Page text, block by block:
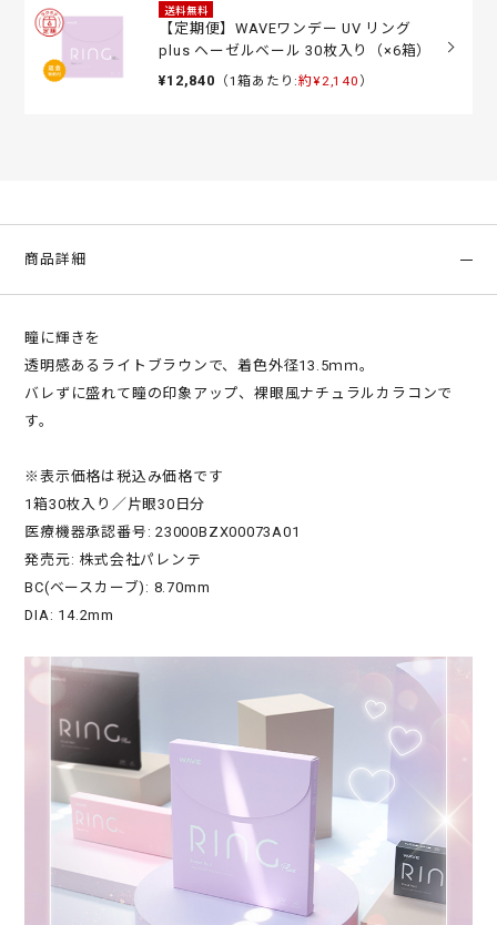
送料無料
【定期便】WAVEワンデー UV リング
plus ヘーゼルベール 30枚入り（×6箱）
¥12,840 （1箱あたり:約¥2,140 ）
商品詳細
瞳に輝きを
透明感あるライトブラウンで、着色外径13.5ｍｍ。
バレずに盛れて瞳の印象アップ、裸眼風ナチュラルカラコンで
す。
※表示価格は税込み価格です
1箱30枚入り／片眼30日分
医療機器承認番号: 23000BZX00073A01
発売元: 株式会社パレンテ
BC(ベースカーブ): 8.70mm
DIA: 14.2mm